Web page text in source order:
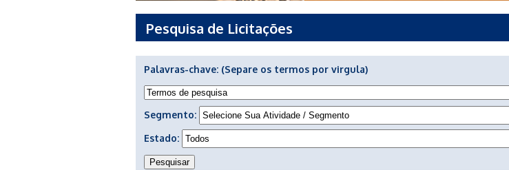
Pesquisa de Licitações
Palavras-chave: (Separe os termos por virgula)
Segmento:
Estado: